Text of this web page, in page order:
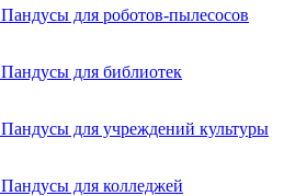
Пандусы для роботов-пылесосов
Пандусы для библиотек
Пандусы для учреждений культуры
Пандусы для колледжей